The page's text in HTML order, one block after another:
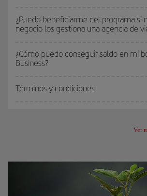
¿Puedo beneficiarme del programa si
negocio los gestiona una agencia de
¿Cómo puedo conseguir saldo en mi
Business?
Términos y condiciones
Ver